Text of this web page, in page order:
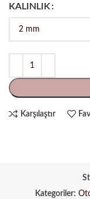
KALINLIK
Karşılaştır
Kategoriler: